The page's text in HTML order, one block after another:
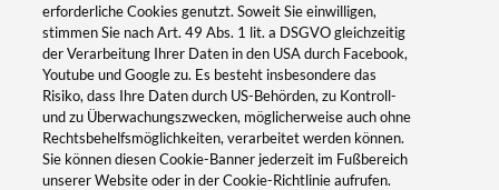
Vorname
Nachname
erforderliche Cookies genutzt. Soweit Sie einwilligen,
stimmen Sie nach Art. 49 Abs. 1 lit. a DSGVO gleichzeitig
der Verarbeitung Ihrer Daten in den USA durch Facebook,
Youtube und Google zu. Es besteht insbesondere das
Risiko, dass Ihre Daten durch US-Behörden, zu Kontroll-
und zu Überwachungszwecken, möglicherweise auch ohne
Rechtsbehelfsmöglichkeiten, verarbeitet werden können.
Sie können diesen Cookie-Banner jederzeit im Fußbereich
unserer Website oder in der Cookie-Richtlinie aufrufen.